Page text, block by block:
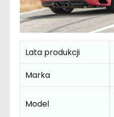
Lata produkcji
Marka
Model